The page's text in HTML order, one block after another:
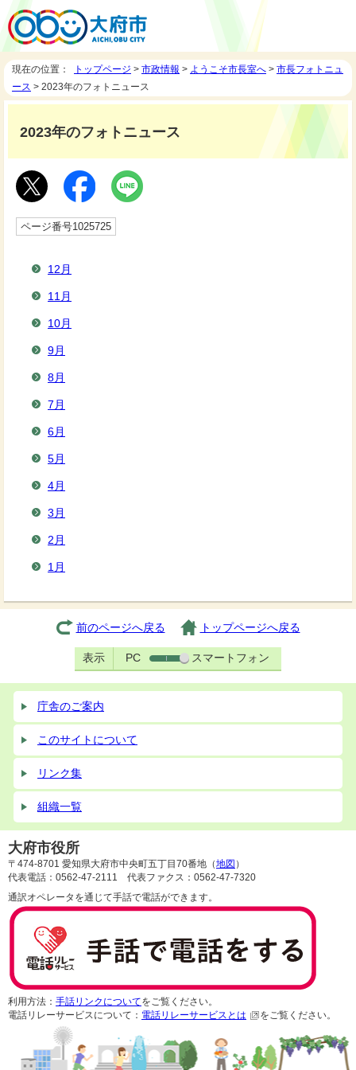
現在の位置： トップページ > 市政情報 > ようこそ市長室へ > 市長フォトニュ
ース > 2023年のフォトニュース
2023年のフォトニュース
ページ番号1025725
12月
11月
10月
9月
8月
7月
6月
5月
4月
3月
2月
1月
前のページへ戻る トップページへ戻る
表示 PC スマートフォン
庁舎のご案内
このサイトについて
リンク集
組織一覧
大府市役所
〒474-8701 愛知県大府市中央町五丁目70番地（地図 ）
代表電話：0562-47-2111 代表ファクス：0562-47-7320
通訳オペレータを通じて手話で電話ができます。
利用方法： 手話リンクについてをご覧ください。
電話リレーサービスについて： 電話リレーサービスとは をご覧ください。